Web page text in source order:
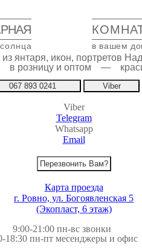
в вашем
из янтаря, икон, портретов
розницу и оптом —
067 893 0241 Viber
Viber
Telegram
Whatsapp
Email
Перезвонить Вам?
Карта проезда
г. Ровно, ул. Богоявленская 5
(Экопласт, 6 этаж)
9:00-21:00 пн-вс звонки
18:30 пн-пт месенджеры и офис